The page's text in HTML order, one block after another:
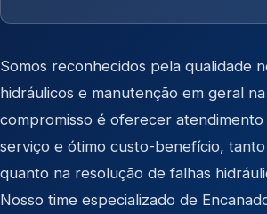
Somos reconhecidos pela qualidade
hidráulicos e manutenção em geral
compromisso é oferecer
serviço e ótimo custo-benefício,
quanto na resolução de falhas
Nosso time especializado de